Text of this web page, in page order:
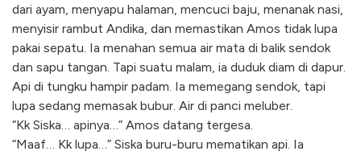
dari ayam, menyapu halaman, mencuci baju, menanak nasi,
menyisir rambut Andika, dan memastikan Amos tidak lupa
pakai sepatu. Ia menahan semua air mata di balik sendok
dan sapu tangan. Tapi suatu malam, ia duduk diam di dapur.
Api di tungku hampir padam. Ia memegang sendok, tapi
lupa sedang memasak bubur. Air di panci meluber.
“Kk Siska… apinya…” Amos datang tergesa.
“Maaf… Kk lupa…” Siska buru-buru mematikan api. Ia